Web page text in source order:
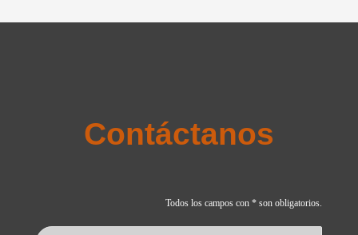
Contáctanos
Todos los campos con * son obligatorios.